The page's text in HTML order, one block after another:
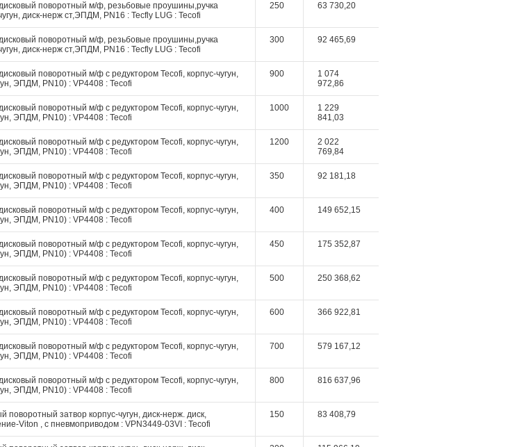
поворотный м/ф, резьбовые проушины,ручка
диск-нерж ст,ЭПДМ, PN16 : Tecfly LUG : Tecofi
250 63 730,20
поворотный м/ф, резьбовые проушины,ручка
диск-нерж ст,ЭПДМ, PN16 : Tecfly LUG : Tecofi
300 92 465,69
поворотный м/ф с редуктором Tecofi, корпус-чугун,
ЭПДМ, PN10) : VP4408 : Tecofi
900
1 074
972,86
поворотный м/ф с редуктором Tecofi, корпус-чугун,
ЭПДМ, PN10) : VP4408 : Tecofi
1000
1 229
841,03
поворотный м/ф с редуктором Tecofi, корпус-чугун,
ЭПДМ, PN10) : VP4408 : Tecofi
1200
2 022
769,84
поворотный м/ф с редуктором Tecofi, корпус-чугун,
ЭПДМ, PN10) : VP4408 : Tecofi
350 92 181,18
поворотный м/ф с редуктором Tecofi, корпус-чугун,
ЭПДМ, PN10) : VP4408 : Tecofi
400 149 652,15
поворотный м/ф с редуктором Tecofi, корпус-чугун,
ЭПДМ, PN10) : VP4408 : Tecofi
450 175 352,87
поворотный м/ф с редуктором Tecofi, корпус-чугун,
ЭПДМ, PN10) : VP4408 : Tecofi
500 250 368,62
поворотный м/ф с редуктором Tecofi, корпус-чугун,
ЭПДМ, PN10) : VP4408 : Tecofi
600 366 922,81
поворотный м/ф с редуктором Tecofi, корпус-чугун,
ЭПДМ, PN10) : VP4408 : Tecofi
700 579 167,12
поворотный м/ф с редуктором Tecofi, корпус-чугун,
ЭПДМ, PN10) : VP4408 : Tecofi
800 816 637,96
поворотный затвор корпус-чугун, диск-нерж. диск,
Viton , c пневмоприводом : VPN3449-03VI : Tecofi
150 83 408,79